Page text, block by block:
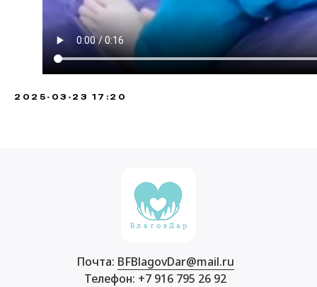
2025-03-23 17:20
Почта: BFBlagovDar@mail.ru
Телефон: +7 916 795 26 92